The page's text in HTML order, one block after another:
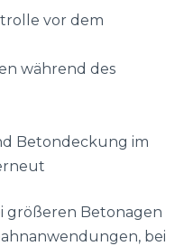
vor dem
während des
Betondeckung im
größeren Betonagen
bei